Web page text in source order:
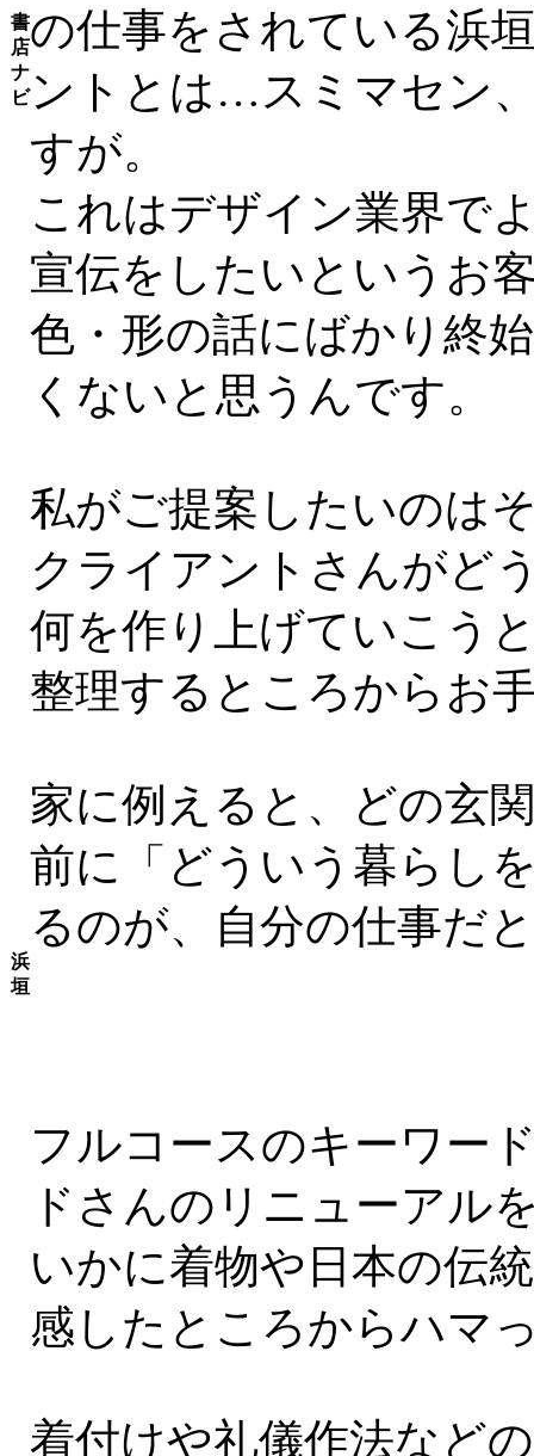
書
店
ナ
ビ
の仕事をされている浜
ントとは…スミマセン
すが。
浜
垣
これはデザイン業界で
宣伝をしたいというお
色・形の話にばかり終
くないと思うんです。
私がご提案したいのは
クライアントさんがど
何を作り上げていこう
整理するところからお
家に例えると、どの玄
前に「どういう暮らし
るのが、自分の仕事だ
フルコースのキーワー
ドさんのリニューアル
いかに着物や日本の伝
感したところからハマ
着付けや礼儀作法など